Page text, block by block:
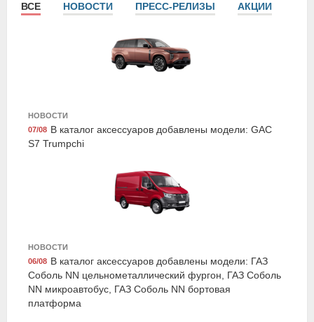
Жидкость охлаждающая "Antifreeze Euro G11",
ВСЕ НОВОСТИ ПРЕСС-РЕЛИЗЫ АКЦИИ
НОВОСТИ
07/08 В каталог аксессуаров добавлены модели: GAC
S7 Trumpchi
НОВОСТИ
06/08 В каталог аксессуаров добавлены модели: ГАЗ
Соболь NN цельнометаллический фургон, ГАЗ Соболь
NN микроавтобус, ГАЗ Соболь NN бортовая
платформа